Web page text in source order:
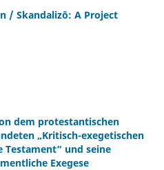
/ Skandalizō: A Project
dem protestantischen
„Kritisch-exegetischen
Testament“ und seine
Exegese